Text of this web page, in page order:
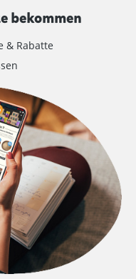
bekommen
& Rabatte